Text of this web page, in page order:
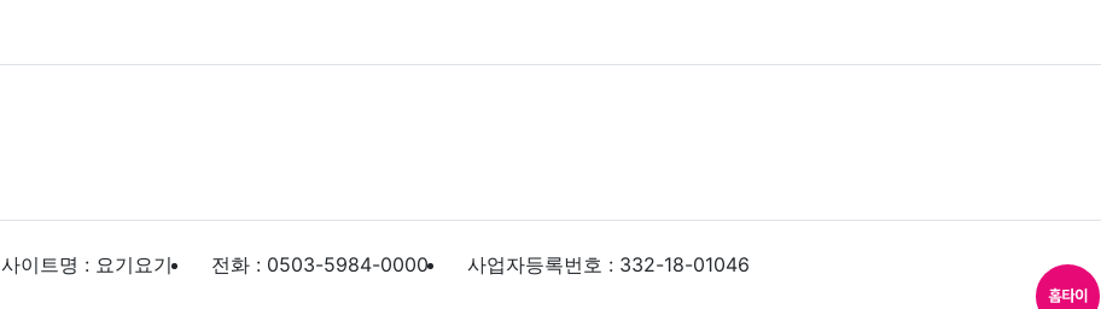
사이트명 : 요기요기 전화 : 0503-5984-0000 사업자등록번호 : 332-18-01046